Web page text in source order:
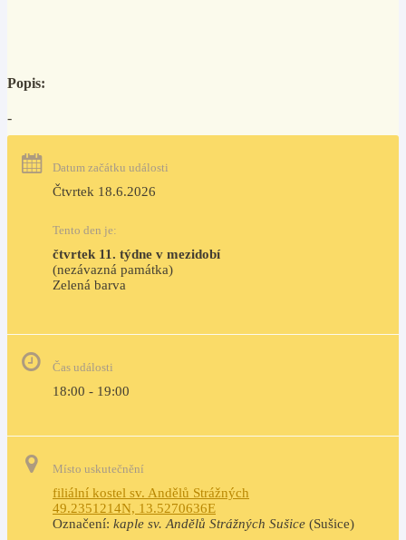
Popis:
-
Datum začátku události
Čtvrtek 18.6.2026
Tento den je:
čtvrtek 11. týdne v mezidobí
(nezávazná památka)
Zelená barva
Čas události
18:00 - 19:00
Místo uskutečnění
filiální kostel sv. Andělů Strážných
49.2351214N, 13.5270636E
Označení: kaple sv. Andělů Strážných Sušice (Sušice)